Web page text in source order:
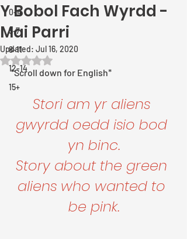
0-4
5-7
8-11
12-14
15+
Y Bobol Fach Wyrdd -
Mai Parri
Updated: Jul 16, 2020
Rated NaN out of 5 stars.
*Scroll down for English*
Stori am yr aliens
gwyrdd oedd isio bod
yn binc.
Story about the green
aliens who wanted to
be pink.